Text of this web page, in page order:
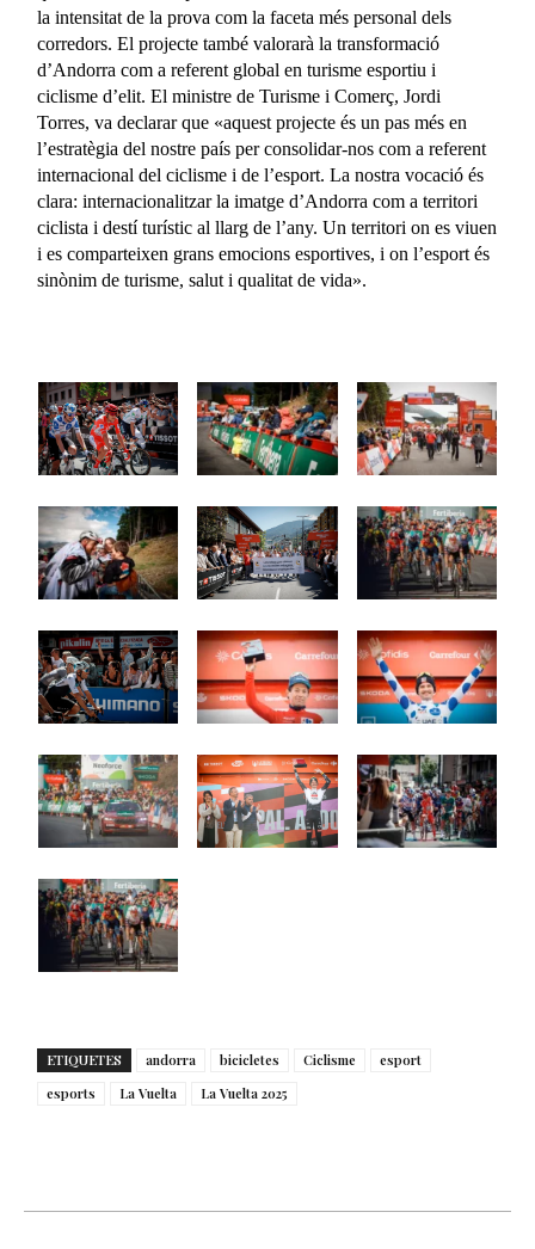
la intensitat de la prova com la faceta més personal dels
corredors. El projecte també valorarà la transformació
d’Andorra com a referent global en turisme esportiu i
ciclisme d’elit. El ministre de Turisme i Comerç, Jordi
Torres, va declarar que «aquest projecte és un pas més en
l’estratègia del nostre país per consolidar-nos com a referent
internacional del ciclisme i de l’esport. La nostra vocació és
clara: internacionalitzar la imatge d’Andorra com a territori
ciclista i destí turístic al llarg de l’any. Un territori on es viuen
i es comparteixen grans emocions esportives, i on l’esport és
sinònim de turisme, salut i qualitat de vida».
ETIQUETES andorra bicicletes Ciclisme
esport
esports
La Vuelta La Vuelta 2025